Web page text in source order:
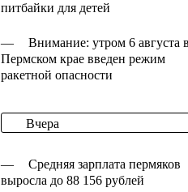
питбайки для детей
—
Внимание: утром 6 августа в
Пермском крае введен режим
ракетной опасности
Вчера
—
Средняя зарплата пермяков
выросла до 88 156 рублей